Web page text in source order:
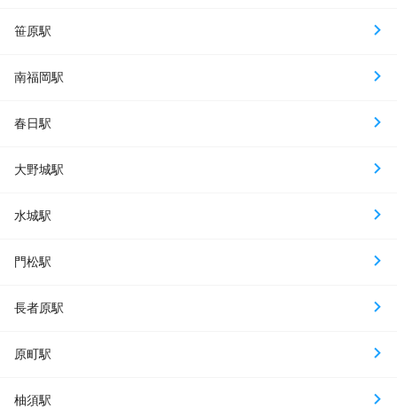
笹原駅
南福岡駅
春日駅
大野城駅
水城駅
門松駅
長者原駅
原町駅
柚須駅